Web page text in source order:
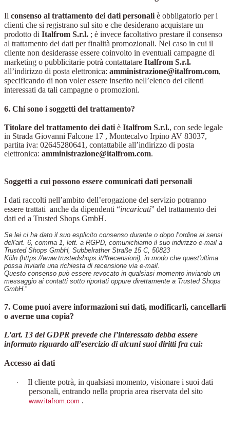
Il consenso al trattamento dei dati personali è obbligatorio per i
clienti che si registrano sul sito e che desiderano acquistare un
prodotto di Italfrom S.r.l. ; è invece facoltativo prestare il consenso
al trattamento dei dati per finalità promozionali. Nel caso in cui il
cliente non desiderasse essere coinvolto in eventuali campagne di
marketing o pubblicitarie potrà contattatare Italfrom S.r.l.
all’indirizzo di posta elettronica: amministrazione@italfrom.com,
specificando di non voler essere inserito nell’elenco dei clienti
interessati da tali campagne o promozioni.
6. Chi sono i soggetti del trattamento?
Titolare del trattamento dei dati è Italfrom S.r.l., con sede legale
in Strada Giovanni Falcone 17 , Montecalvo Irpino AV 83037,
partita iva: 02645280641, contattabile all’indirizzo di posta
elettronica: amministrazione@italfrom.com.
Soggetti a cui possono essere comunicati dati personali
I dati raccolti nell’ambito dell’erogazione del servizio potranno
essere trattati anche da dipendenti “incaricati” del trattamento dei
dati ed a Trusted Shops GmbH.
Se lei ci ha dato il suo esplicito consenso durante o dopo l’ordine ai sensi
dell'art. 6, comma 1, lett. a RGPD, comunichiamo il suo indirizzo e-mail a
Trusted Shops GmbH, Subbelrather Straße 15 C, 50823
Köln (https://www.trustedshops.it/#recensioni), in modo che quest'ultima
possa inviarle una richiesta di recensione via e-mail.
Questo consenso può essere revocato in qualsiasi momento inviando un
messaggio ai contatti sotto riportati oppure direttamente a Trusted Shops
GmbH.”
7. Come puoi avere informazioni sui dati, modificarli, cancellarli
o averne una copia?
L’art. 13 del GDPR prevede che l’interessato debba essere
informato riguardo all’esercizio di alcuni suoi diritti fra cui:
Accesso ai dati
·
Il cliente potrà, in qualsiasi momento, visionare i suoi dati
personali, entrando nella propria area riservata del sito
www.itafrom.com .